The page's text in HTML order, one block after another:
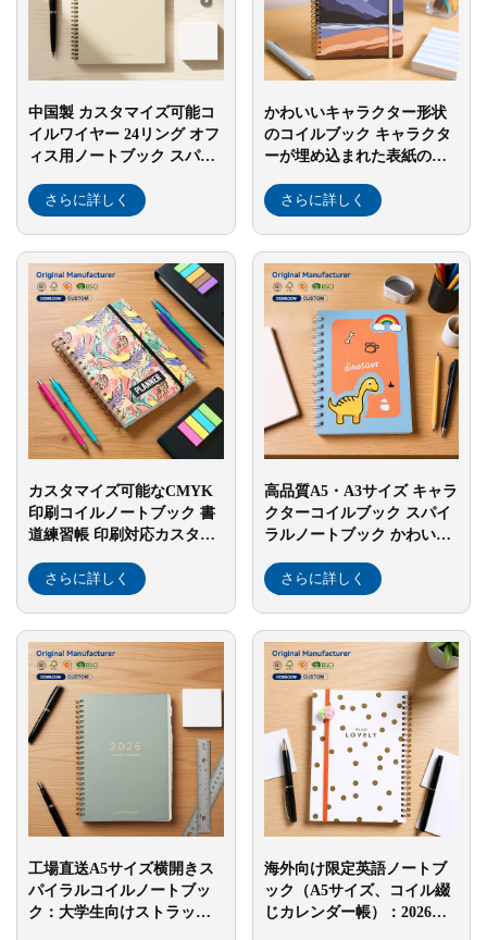
中国製 カスタマイズ可能コ
イルワイヤー 24リング オフ
ィス用ノートブック スパイ
行用ブック 学生向けデッサ
ン・グラフィック用紙 表紙
さらに詳しく
かわいいキャラクター形状
のコイルブック キャラクタ
ーが埋め込まれた表紙の横
利な小型ブック メッセージ
用コイルブック
さらに詳しく
カスタマイズ可能なCMYK
印刷コイルノートブック 書
道練習帳 印刷対応カスタマ
さらに詳しく
高品質A5・A3サイズ キャラ
クターコイルブック スパイ
ラルノートブック かわいく
ーフ横罫線ダイアリー 学
生・学校向け卸売用紙
さらに詳しく
工場直送A5サイズ横開きス
パイラルコイルノートブッ
ク：大学生向けストラップ
海外向け限定英語ノートブ
ック（A5サイズ、コイル綴
じカレンダー帳）：2026年